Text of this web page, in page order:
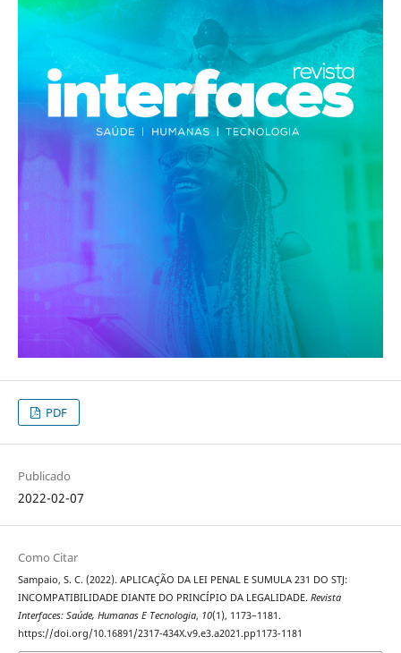
PDF
Publicado
2022-02-07
Como Citar
Sampaio, S. C. (2022). APLICAÇÃO DA LEI PENAL E SUMULA 231 DO STJ:
INCOMPATIBILIDADE DIANTE DO PRINCÍPIO DA LEGALIDADE. Revista
Interfaces: Saúde, Humanas E Tecnologia, 10(1), 1173–1181.
https://doi.org/10.16891/2317-434X.v9.e3.a2021.pp1173-1181